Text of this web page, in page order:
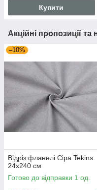
Купити
Акційні пропозиції та
–10%
Відріз фланелі Сіра Tekins
24х240 см
Готово до відправки 1 од.